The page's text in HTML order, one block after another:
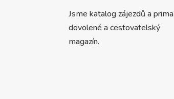
Jsme katalog zájezdů a prima
dovolené a cestovatelský
magazín.